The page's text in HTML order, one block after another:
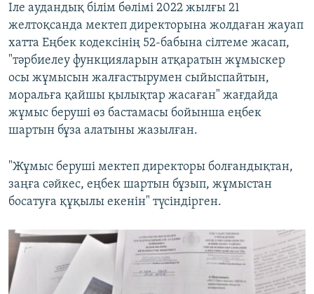
Іле аудандық білім бөлімі 2022 жылғы 21
желтоқсанда мектеп директорына жолдаған жауап
хатта Еңбек кодексінің 52-бабына сілтеме жасап,
"тәрбиелеу функцияларын атқаратын жұмыскер
осы жұмысын жалғастырумен сыйыспайтын,
моральға қайшы қылықтар жасаған" жағдайда
жұмыс беруші өз бастамасы бойынша еңбек
шартын бұза алатыны жазылған.
"Жұмыс беруші мектеп директоры болғандықтан,
заңға сәйкес, еңбек шартын бұзып, жұмыстан
босатуға құқылы екенін" түсіндірген.